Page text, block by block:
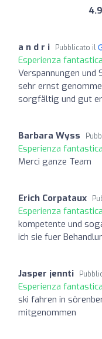
4.9
a n d r i Pubblicato il
Esperienza
Verspannungen und
sehr ernst
sorgfältig und gut
Barbara Wyss
Esperienza
Merci ganze Team
Erich Corpataux
Esperienza
kompetente und
ich sie fuer
Jasper jennti
Esperienza
ski fahren in
mitgenommen